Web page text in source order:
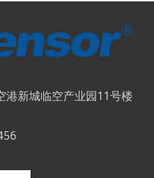
港新城临空产业园11号楼